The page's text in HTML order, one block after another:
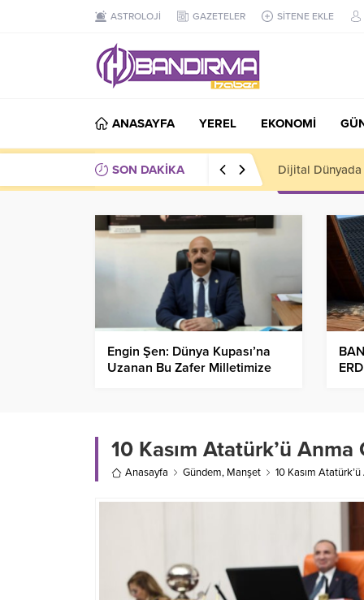
ASTROLOJİ GAZETELER SİTENE EKLE
ANASAYFA YEREL EKONOMİ
SON DAKİKA Bakan Göktaş,
Engin Şen: Dünya Kupası’na
Uzanan Bu Zafer Milletimize
10 Kasım Atatürk’ü Anma
Anasayfa Gündem, Manşet 10 Kasım